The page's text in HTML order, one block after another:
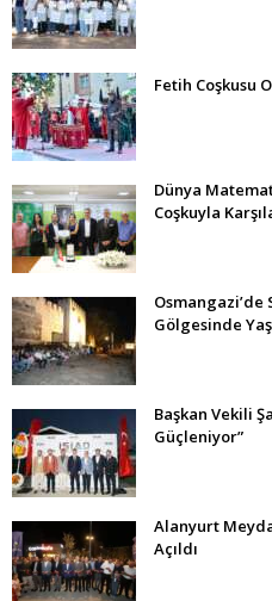
Fetih Coşkusu
Dünya
Coşkuyla
Osmangazi’de
Gölgesinde
Başkan Vekili
Güçleniyor”
Alanyurt
Açıldı